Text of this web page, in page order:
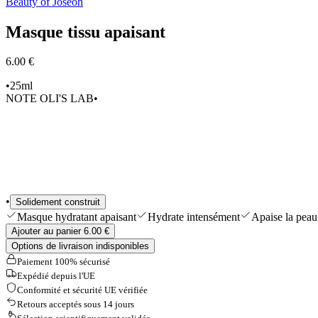
Masque tissu apaisant
6.00 €
•25ml
NOTE OLI'S LAB•
• Solidement construit
Masque hydratant apaisant Hydrate intensément Apaise la
Ajouter au panier 6.00 €
Options de livraison indisponibles
Paiement 100% sécurisé
Expédié depuis l'UE
Conformité et sécurité UE vérifiée
Retours acceptés sous 14 jours